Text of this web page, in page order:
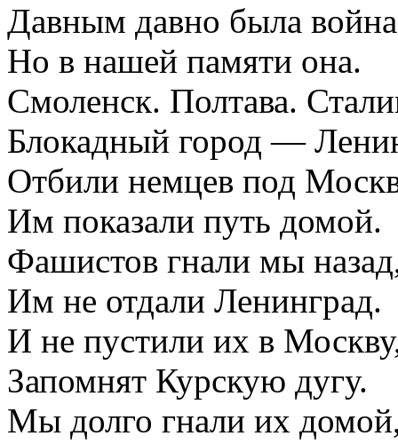
Давным давно была
Но в нашей памяти она.
Смоленск. Полтава.
Блокадный город —
Отбили немцев под
Им показали путь домой.
Фашистов гнали мы
Им не отдали Ленинград.
И не пустили их в
Запомнят Курскую дугу.
Мы долго гнали их